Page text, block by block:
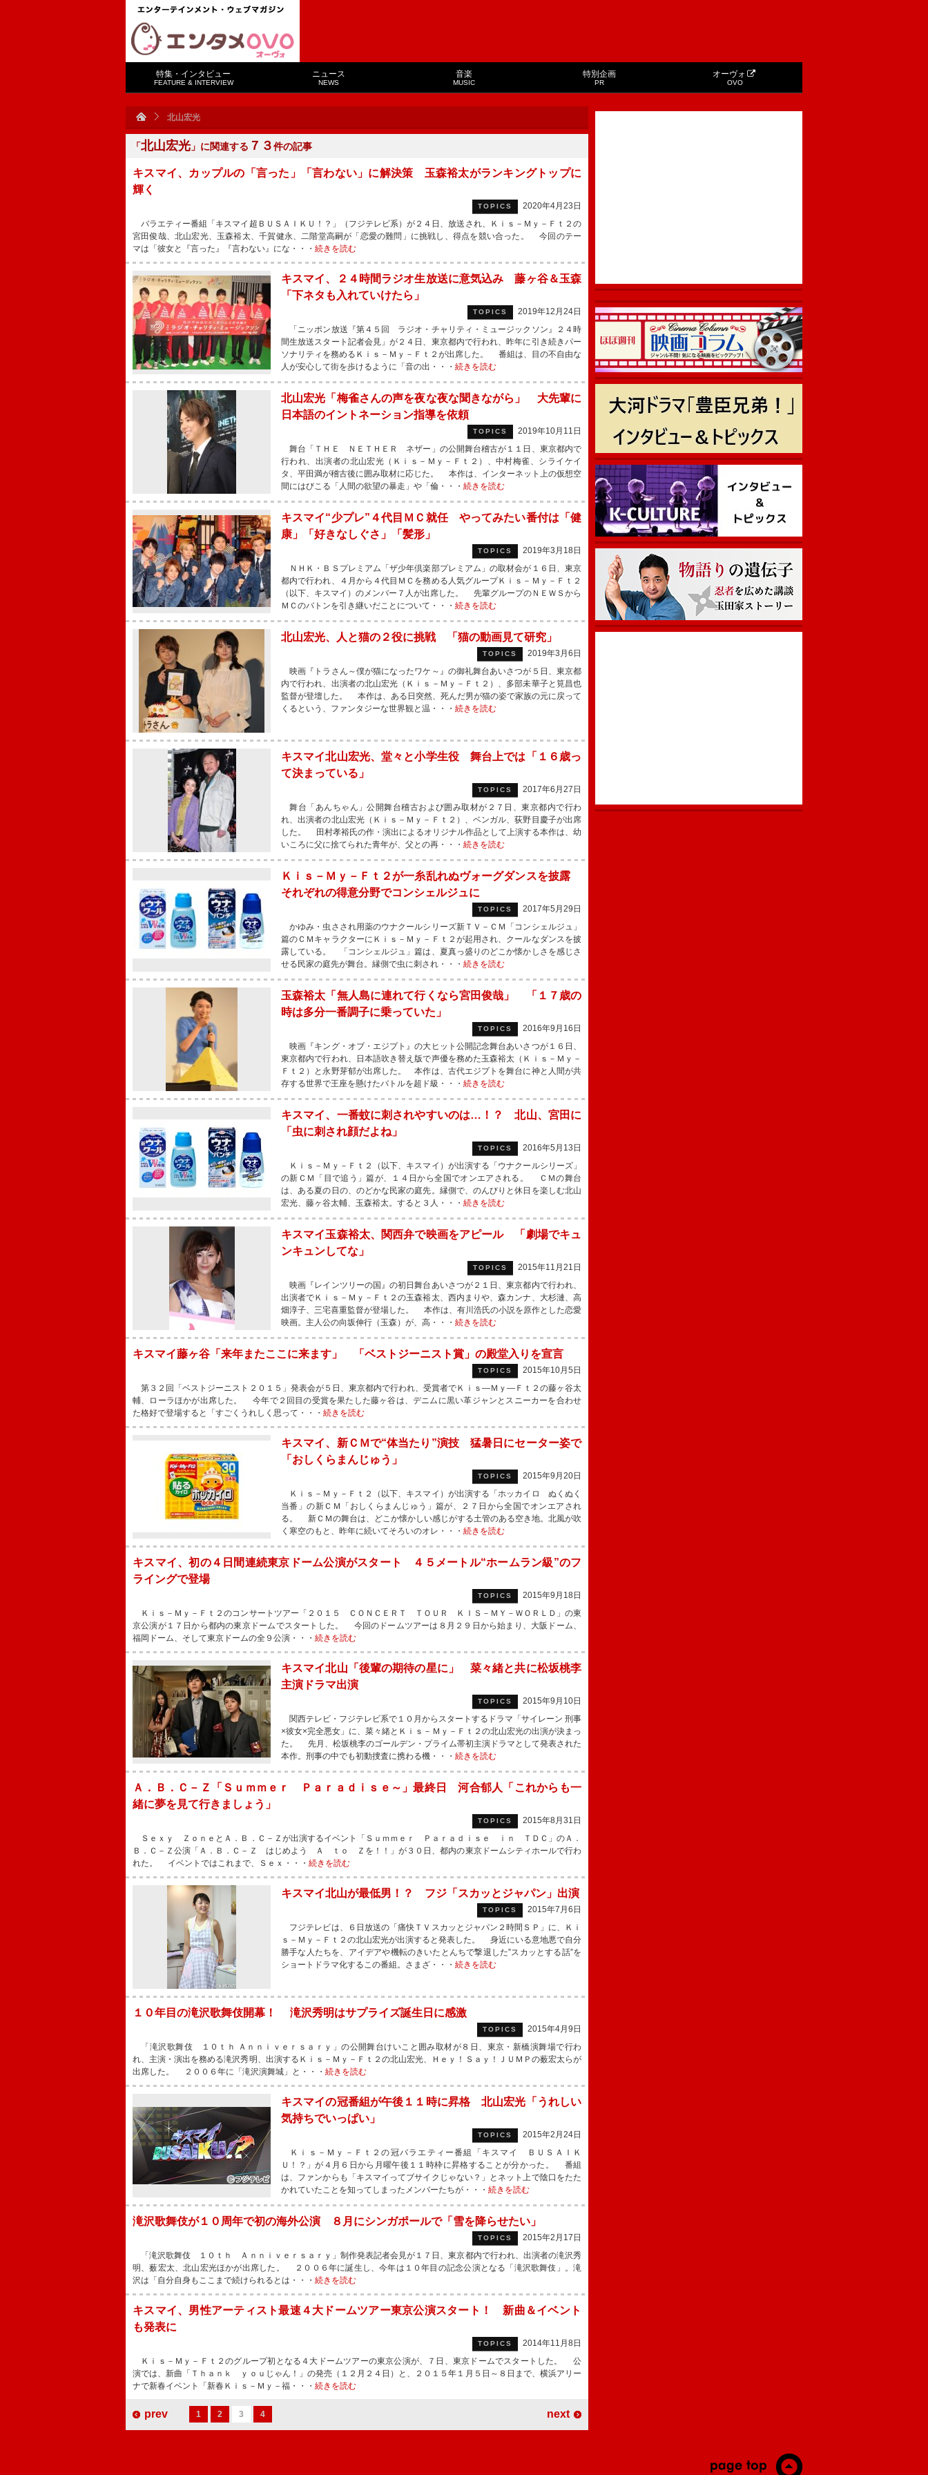
特集・インタビュー
FEATURE & INTERVIEW
ニュース
NEWS
音楽
MUSIC
特別企画
PR
オーヴォ
OVO
北山宏光
「北山宏光 」に関連する ７３件の記事
キスマイ、カップルの「言った」「言わない」に解決策 玉森裕太がランキングトップに
輝く
TOPICS
2020年4月23日
バラエティー番組「キスマイ超ＢＵＳＡＩＫＵ！？」（フジテレビ系）が２４日、放送され、Ｋｉｓ－Ｍｙ－Ｆｔ２の
宮田俊哉、北山宏光、玉森裕太、千賀健永、二階堂高嗣が「恋愛の難問」に挑戦し、得点を競い合った。 今回のテー
マは「彼女と『言った』『言わない』にな・・・ 続きを読む
キスマイ、２４時間ラジオ生放送に意気込み 藤ヶ谷＆玉森
「下ネタも入れていけたら」
TOPICS
2019年12月24日
「ニッポン放送『第４５回 ラジオ・チャリティ・ミュージックソン』２４時
間生放送スタート記者会見」が２４日、東京都内で行われ、昨年に引き続きパー
ソナリティを務めるＫｉｓ－Ｍｙ－Ｆｔ２が出席した。 番組は、目の不自由な
人が安心して街を歩けるように「音の出・・・ 続きを読む
北山宏光「梅雀さんの声を夜な夜な聞きながら」 大先輩に
日本語のイントネーション指導を依頼
TOPICS
2019年10月11日
舞台「ＴＨＥ ＮＥＴＨＥＲ ネザー」の公開舞台稽古が１１日、東京都内で
行われ、出演者の北山宏光（Ｋｉｓ－Ｍｙ－Ｆｔ２）、中村梅雀、シライケイ
タ、平田満が稽古後に囲み取材に応じた。 本作は、インターネット上の仮想空
間にはびこる「人間の欲望の暴走」や「倫・・・ 続きを読む
キスマイ“少プレ”４代目ＭＣ就任 やってみたい番付は「健
康」「好きなしぐさ」「髪形」
TOPICS
2019年3月18日
ＮＨＫ・ＢＳプレミアム「ザ少年倶楽部プレミアム」の取材会が１６日、東京
都内で行われ、４月から４代目ＭＣを務める人気グループＫｉｓ－Ｍｙ－Ｆｔ２
（以下、キスマイ）のメンバー７人が出席した。 先輩グループのＮＥＷＳから
ＭＣのバトンを引き継いだことについて・・・ 続きを読む
北山宏光、人と猫の２役に挑戦 「猫の動画見て研究」
TOPICS
2019年3月6日
映画『トラさん～僕が猫になったワケ～』の御礼舞台あいさつが５日、東京都
内で行われ、出演者の北山宏光（Ｋｉｓ－Ｍｙ－Ｆｔ２）、多部未華子と筧昌也
監督が登壇した。 本作は、ある日突然、死んだ男が猫の姿で家族の元に戻って
くるという、ファンタジーな世界観と温・・・ 続きを読む
キスマイ北山宏光、堂々と小学生役 舞台上では「１６歳っ
て決まっている」
TOPICS
2017年6月27日
舞台「あんちゃん」公開舞台稽古および囲み取材が２７日、東京都内で行わ
れ、出演者の北山宏光（Ｋｉｓ－Ｍｙ－Ｆｔ２）、ベンガル、荻野目慶子が出席
した。 田村孝裕氏の作・演出によるオリジナル作品として上演する本作は、幼
いころに父に捨てられた青年が、父との再・・・ 続きを読む
Ｋｉｓ－Ｍｙ－Ｆｔ２が一糸乱れぬヴォーグダンスを披露
それぞれの得意分野でコンシェルジュに
TOPICS
2017年5月29日
かゆみ・虫さされ用薬のウナクールシリーズ新ＴＶ－ＣＭ「コンシェルジュ」
篇のＣＭキャラクターにＫｉｓ－Ｍｙ－Ｆｔ２が起用され、クールなダンスを披
露している。 「コンシェルジュ」篇は、夏真っ盛りのどこか懐かしさを感じさ
せる民家の庭先が舞台。縁側で虫に刺され・・・ 続きを読む
玉森裕太「無人島に連れて行くなら宮田俊哉」 「１７歳の
時は多分一番調子に乗っていた」
TOPICS
2016年9月16日
映画『キング・オブ・エジプト』の大ヒット公開記念舞台あいさつが１６日、
東京都内で行われ、日本語吹き替え版で声優を務めた玉森裕太（Ｋｉｓ－Ｍｙ－
Ｆｔ２）と永野芽郁が出席した。 本作は、古代エジプトを舞台に神と人間が共
存する世界で王座を懸けたバトルを超ド級・・・ 続きを読む
キスマイ、一番蚊に刺されやすいのは…！？ 北山、宮田に
「虫に刺され顔だよね」
TOPICS
2016年5月13日
Ｋｉｓ－Ｍｙ－Ｆｔ２（以下、キスマイ）が出演する「ウナクールシリーズ」
の新ＣＭ「目で追う」篇が、１４日から全国でオンエアされる。 ＣＭの舞台
は、ある夏の日の、のどかな民家の庭先。縁側で、のんびりと休日を楽しむ北山
宏光、藤ヶ谷太輔、玉森裕太。すると３人・・・ 続きを読む
キスマイ玉森裕太、関西弁で映画をアピール 「劇場でキュ
ンキュンしてな」
TOPICS
2015年11月21日
映画『レインツリーの国』の初日舞台あいさつが２１日、東京都内で行われ、
出演者でＫｉｓ－Ｍｙ－Ｆｔ２の玉森裕太、西内まりや、森カンナ、大杉漣、高
畑淳子、三宅喜重監督が登場した。 本作は、有川浩氏の小説を原作とした恋愛
映画。主人公の向坂伸行（玉森）が、高・・・ 続きを読む
キスマイ藤ヶ谷「来年またここに来ます」 「ベストジーニスト賞」の殿堂入りを宣言
TOPICS
2015年10月5日
第３２回「ベストジーニスト２０１５」発表会が５日、東京都内で行われ、受賞者でＫｉｓ―Ｍｙ―Ｆｔ２の藤ヶ谷太
輔、ローラほかが出席した。 今年で２回目の受賞を果たした藤ヶ谷は、デニムに黒い革ジャンとスニーカーを合わせ
た格好で登場すると「すごくうれしく思って・・・ 続きを読む
キスマイ、新ＣＭで“体当たり”演技 猛暑日にセーター姿で
「おしくらまんじゅう」
TOPICS
2015年9月20日
Ｋｉｓ－Ｍｙ－Ｆｔ２（以下、キスマイ）が出演する「ホッカイロ ぬくぬく
当番」の新ＣＭ「おしくらまんじゅう」篇が、２７日から全国でオンエアされ
る。 新ＣＭの舞台は、どこか懐かしい感じがする土管のある空き地。北風が吹
く寒空のもと、昨年に続いてそろいのオレ・・・ 続きを読む
キスマイ、初の４日間連続東京ドーム公演がスタート ４５メートル“ホームラン級”のフ
ライングで登場
TOPICS
2015年9月18日
Ｋｉｓ－Ｍｙ－Ｆｔ２のコンサートツアー「２０１５ ＣＯＮＣＥＲＴ ＴＯＵＲ ＫＩＳ－ＭＹ－ＷＯＲＬＤ」の東
京公演が１７日から都内の東京ドームでスタートした。 今回のドームツアーは８月２９日から始まり、大阪ドーム、
福岡ドーム、そして東京ドームの全９公演・・・ 続きを読む
キスマイ北山「後輩の期待の星に」 菜々緒と共に松坂桃李
主演ドラマ出演
TOPICS
2015年9月10日
関西テレビ・フジテレビ系で１０月からスタートするドラマ「サイレーン 刑事
×彼女×完全悪女」に、菜々緒とＫｉｓ－Ｍｙ－Ｆｔ２の北山宏光の出演が決まっ
た。 先月、松坂桃李のゴールデン・プライム帯初主演ドラマとして発表された
本作。刑事の中でも初動捜査に携わる機・・・ 続きを読む
Ａ．Ｂ．Ｃ－Ｚ「Ｓｕｍｍｅｒ Ｐａｒａｄｉｓｅ～」最終日 河合郁人「これからも一
緒に夢を見て行きましょう」
TOPICS
2015年8月31日
Ｓｅｘｙ ＺｏｎｅとＡ．Ｂ．Ｃ－Ｚが出演するイベント「Ｓｕｍｍｅｒ Ｐａｒａｄｉｓｅ ｉｎ ＴＤＣ」のＡ．
Ｂ．Ｃ－Ｚ公演「Ａ．Ｂ．Ｃ－Ｚ はじめよう Ａ ｔｏ Ｚを！！」が３０日、都内の東京ドームシティホールで行わ
れた。 イベントではこれまで、Ｓｅｘ・・・ 続きを読む
キスマイ北山が最低男！？ フジ「スカッとジャパン」出演
TOPICS
2015年7月6日
フジテレビは、６日放送の「痛快ＴＶスカッとジャパン２時間ＳＰ」に、Ｋｉ
ｓ－Ｍｙ－Ｆｔ２の北山宏光が出演すると発表した。 身近にいる意地悪で自分
勝手な人たちを、アイデアや機転のきいたとんちで撃退した”スカッとする話”を
ショートドラマ化するこの番組。さまざ・・・ 続きを読む
１０年目の滝沢歌舞伎開幕！ 滝沢秀明はサプライズ誕生日に感激
TOPICS
2015年4月9日
「滝沢歌舞伎 １０ｔｈ Ａｎｎｉｖｅｒｓａｒｙ」の公開舞台けいこと囲み取材が８日、東京・新橋演舞場で行わ
れ、主演・演出を務める滝沢秀明、出演するＫｉｓ－Ｍｙ－Ｆｔ２の北山宏光、Ｈｅｙ！Ｓａｙ！ＪＵＭＰの薮宏太らが
出席した。 ２００６年に「滝沢演舞城」と・・・ 続きを読む
キスマイの冠番組が午後１１時に昇格 北山宏光「うれしい
気持ちでいっぱい」
TOPICS
2015年2月24日
Ｋｉｓ－Ｍｙ－Ｆｔ２の冠バラエティー番組「キスマイ ＢＵＳＡＩＫ
Ｕ！？」が４月６日から月曜午後１１時枠に昇格することが分かった。 番組
は、ファンからも「キスマイってブサイクじゃない？」とネット上で陰口をたた
かれていたことを知ってしまったメンバーたちが・・・ 続きを読む
滝沢歌舞伎が１０周年で初の海外公演 ８月にシンガポールで「雪を降らせたい」
TOPICS
2015年2月17日
「滝沢歌舞伎 １０ｔｈ Ａｎｎｉｖｅｒｓａｒｙ」制作発表記者会見が１７日、東京都内で行われ、出演者の滝沢秀
明、薮宏太、北山宏光ほかが出席した。 ２００６年に誕生し、今年は１０年目の記念公演となる「滝沢歌舞伎」。滝
沢は「自分自身もここまで続けられるとは・・・ 続きを読む
キスマイ、男性アーティスト最速４大ドームツアー東京公演スタート！ 新曲＆イベント
も発表に
TOPICS
2014年11月8日
Ｋｉｓ－Ｍｙ－Ｆｔ２のグループ初となる４大ドームツアーの東京公演が、７日、東京ドームでスタートした。 公
演では、新曲「Ｔｈａｎｋ ｙｏｕじゃん！」の発売（１２月２４日）と、２０１５年１月５日～８日まで、横浜アリー
ナで新春イベント「新春Ｋｉｓ－Ｍｙ－福・・・ 続きを読む
prev 1 2 3 4 next